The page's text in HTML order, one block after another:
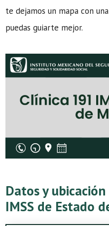
te dejamos un mapa con
puedas guiarte mejor.
Datos y
IMSS de Estado